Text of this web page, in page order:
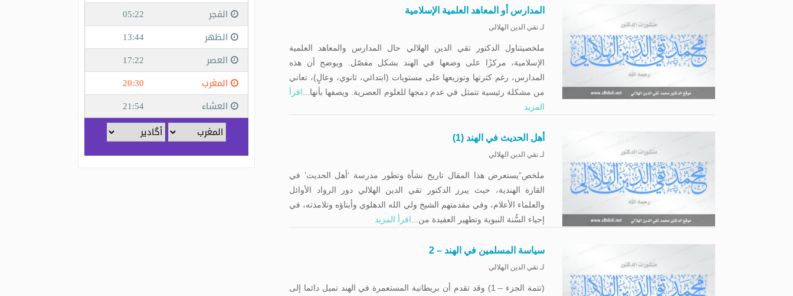
المدارس أو المعاهد العلمية الإسلامية
لـ تقي الدين الهلالي
ملخصيتناول الدكتور تقي الدين الهلالي حال المدارس والمعاهد العلمية
الإسلامية، مركزًا على وضعها في الهند بشكل مفصّل. ويوضح أن هذه
المدارس، رغم كثرتها وتوزيعها على مستويات (ابتدائي، ثانوي، وعالٍ)، تعاني
من مشكلة رئيسية تتمثل في عدم دمجها للعلوم العصرية. ويصفها بأنها... اقرأ
المزيد
أهل الحديث في الهند (1)
لـ تقي الدين الهلالي
ملخص“يستعرض هذا المقال تاريخ نشأة وتطور مدرسة ‘أهل الحديث’ في
القارة الهندية، حيث يبرز الدكتور تقي الدين الهلالي دور الرواد الأوائل
والعلماء الأعلام، وفي مقدمتهم الشيخ ولي الله الدهلوي وأبناؤه وتلامذته، في
إحياء السُّنة النبوية وتطهير العقيدة من... اقرأ المزيد
سياسة المسلمين في الهند – 2
لـ تقي الدين الهلالي
(تتمة الجزء – 1) وقد تقدم أن بريطانية المستعمرة في الهند تميل دائما إلى